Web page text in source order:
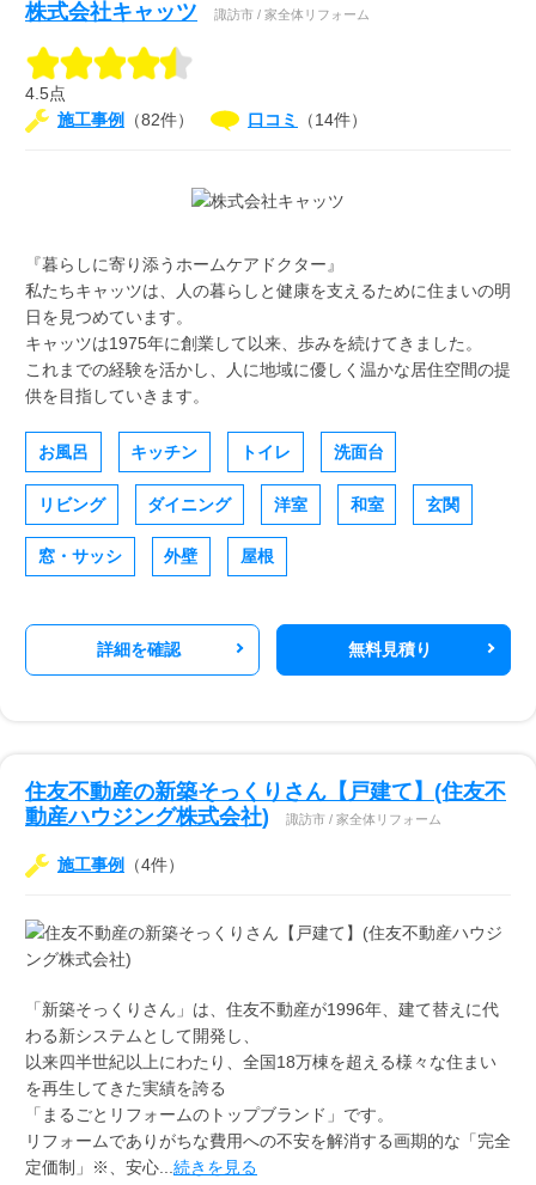
株式会社キャッツ 諏訪市 / 家全体リフォーム
4.5点
施工事例
（82件） 口コミ （14件）
『暮らしに寄り添うホームケアドクター』
私たちキャッツは、人の暮らしと健康を支えるために住まいの明
日を見つめています。
キャッツは1975年に創業して以来、歩みを続けてきました。
これまでの経験を活かし、人に地域に優しく温かな居住空間の提
供を目指していきます。
お風呂 キッチン トイレ 洗面台
リビング ダイニング 洋室 和室 玄関
窓・サッシ 外壁 屋根
詳細を確認 無料見積り
住友不動産の新築そっくりさん【戸建て】(住友不
動産ハウジング株式会社)
諏訪市 / 家全体リフォーム
施工事例 （4件）
「新築そっくりさん」は、住友不動産が1996年、建て替えに代
わる新システムとして開発し、
以来四半世紀以上にわたり、全国18万棟を超える様々な住まい
を再生してきた実績を誇る
「まるごとリフォームのトップブランド」です。
リフォームでありがちな費用への不安を解消する画期的な「完全
定価制」※、安心... 続きを見る